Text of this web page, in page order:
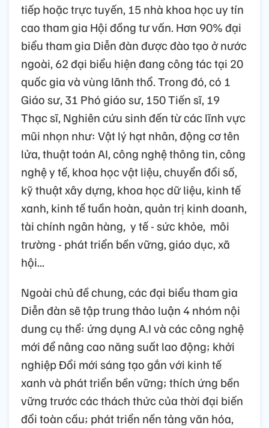
tiếp hoặc trực tuyến, 15 nhà khoa học uy tín
cao tham gia Hội đồng tư vấn. Hơn 90% đại
biểu tham gia Diễn đàn được đào tạo ở nước
ngoài, 62 đại biểu hiện đang công tác tại 20
quốc gia và vùng lãnh thổ. Trong đó, có 1
Giáo sư, 31 Phó giáo sư, 150 Tiến sĩ, 19
Thạc sĩ, Nghiên cứu sinh đến từ các lĩnh vực
mũi nhọn như: Vật lý hạt nhân, động cơ tên
lửa, thuật toán AI, công nghệ thông tin, công
nghệ y tế, khoa học vật liệu, chuyển đổi số,
kỹ thuật xây dựng, khoa học dữ liệu, kinh tế
xanh, kinh tế tuần hoàn, quản trị kinh doanh,
tài chính ngân hàng, y tế - sức khỏe, môi
trường - phát triển bền vững, giáo dục, xã
hội...
Ngoài chủ đề chung, các đại biểu tham gia
Diễn đàn sẽ tập trung thảo luận 4 nhóm nội
dung cụ thể: ứng dụng A.I và các công nghệ
mới để nâng cao năng suất lao động; khởi
nghiệp Đổi mới sáng tạo gắn với kinh tế
xanh và phát triển bền vững; thích ứng bền
vững trước các thách thức của thời đại biến
đổi toàn cầu; phát triển nền tảng văn hóa,